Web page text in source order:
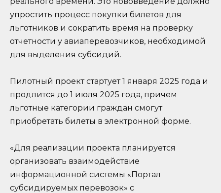
упростить процесс покупки билетов для
льготников и сократить время на проверку
отчетности у авиаперевозчиков, необходимой
для выделения субсидий.
Пилотный проект стартует 1 января 2025 года и
продлится до 1 июля 2025 года, причем
льготные категории граждан смогут
приобретать билеты в электронной форме.
«Для реализации проекта планируется
организовать взаимодействие
информационной системы «Портал
субсидируемых перевозок» с